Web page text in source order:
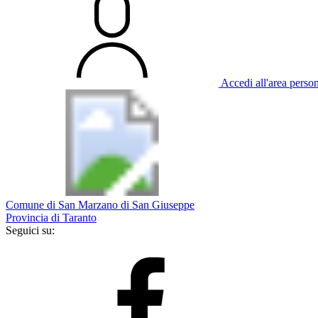
Accedi all'area
Comune di San Marzano di San Giuseppe
Provincia di Taranto
Seguici su: